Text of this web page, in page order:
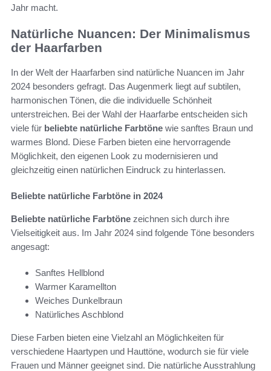
Jahr macht.
Natürliche Nuancen: Der Minimalismus
der Haarfarben
In der Welt der Haarfarben sind natürliche Nuancen im Jahr
2024 besonders gefragt. Das Augenmerk liegt auf subtilen,
harmonischen Tönen, die die individuelle Schönheit
unterstreichen. Bei der Wahl der Haarfarbe entscheiden sich
viele für beliebte natürliche Farbtöne wie sanftes Braun und
warmes Blond. Diese Farben bieten eine hervorragende
Möglichkeit, den eigenen Look zu modernisieren und
gleichzeitig einen natürlichen Eindruck zu hinterlassen.
Beliebte natürliche Farbtöne in 2024
Beliebte natürliche Farbtöne zeichnen sich durch ihre
Vielseitigkeit aus. Im Jahr 2024 sind folgende Töne besonders
angesagt:
Sanftes Hellblond
Warmer Karamellton
Weiches Dunkelbraun
Natürliches Aschblond
Diese Farben bieten eine Vielzahl an Möglichkeiten für
verschiedene Haartypen und Hauttöne, wodurch sie für viele
Frauen und Männer geeignet sind. Die natürliche Ausstrahlung